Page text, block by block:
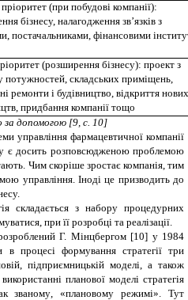
(при побудові компанії):
бізнесу, налагодження зв’язків з
постачальниками, фінансовими
(розширення бізнесу): проект з
потужностей, складських приміщень,
ремонти і будівництво, відкриття
придбання компанії тощо
за допомогою [9, с. 10]
управління фармацевтичної компанії
є досить розповсюдженою проблемою
Чим скоріше зростає компанія, тим
управління. Іноді це призводить до
складається з набору процедурних
при її розробці та реалізації.
Г. Мінцбергом [10] у 1984
в процесі формування стратегії три
підприємницькій моделі, а також
планової моделі стратегія
званому
«плановому режимі». Тут